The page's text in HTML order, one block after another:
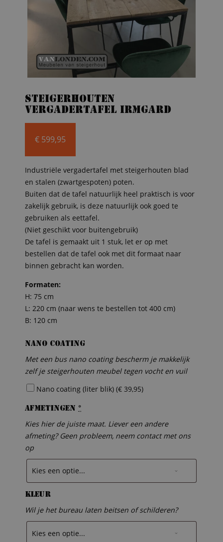
Steigerhouten
vergadertafel Irmgard
€ 599,95
Industriële vergadertafel met steigerhouten blad
en stalen (zwartgespoten) poten.
Buiten dat de tafel natuurlijk heel praktisch is voor
zakelijk gebruik, is deze natuurlijk ook goed te
gebruiken als eettafel.
(Niet geschikt voor buitengebruik)
De tafel is gemaakt uit 1 stuk, let er op met
bestellen dat de tafel ook met dit formaat naar
binnen gebracht kan worden.
Formaten:
H: 75 cm
L: 220 cm (naar wens te bestellen tot 400 cm)
B: 120 cm
Nano coating
Met een bus nano coating bescherm je makkelijk
zelf je steigerhouten meubel tegen vocht en vuil
Nano coating (liter blik) (€ 39,95)
Afmetingen *
Kies hier de juiste maat. Liever een andere
afmeting? Geen probleem, neem contact met ons
op
Kleur
Wil je het bureau laten beitsen of schilderen?